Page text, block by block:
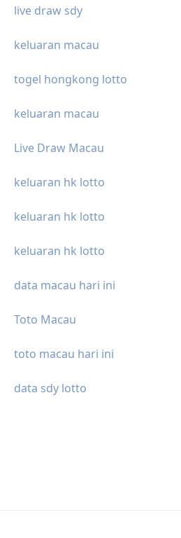
live draw sdy
keluaran macau
togel hongkong lotto
keluaran macau
Live Draw Macau
keluaran hk lotto
keluaran hk lotto
keluaran hk lotto
data macau hari ini
Toto Macau
toto macau hari ini
data sdy lotto